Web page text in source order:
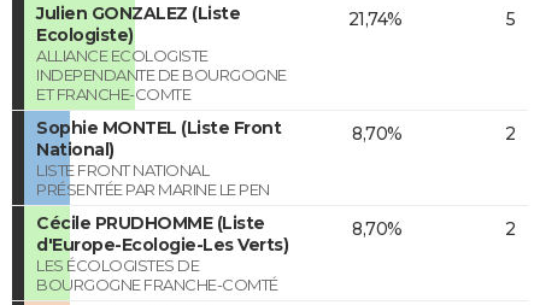
Julien GONZALEZ (Liste
Ecologiste)
ALLIANCE ECOLOGISTE
INDEPENDANTE DE BOURGOGNE
ET FRANCHE-COMTE
21,74% 5
Sophie MONTEL (Liste Front
National)
LISTE FRONT NATIONAL
PRÉSENTÉE PAR MARINE LE PEN
8,70% 2
Cécile PRUDHOMME (Liste
d'Europe-Ecologie-Les Verts)
LES ÉCOLOGISTES DE
BOURGOGNE FRANCHE-COMTÉ
8,70% 2